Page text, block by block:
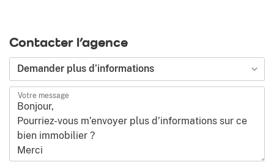
Contacter l’agence
Demander plus d’informations
Votre message